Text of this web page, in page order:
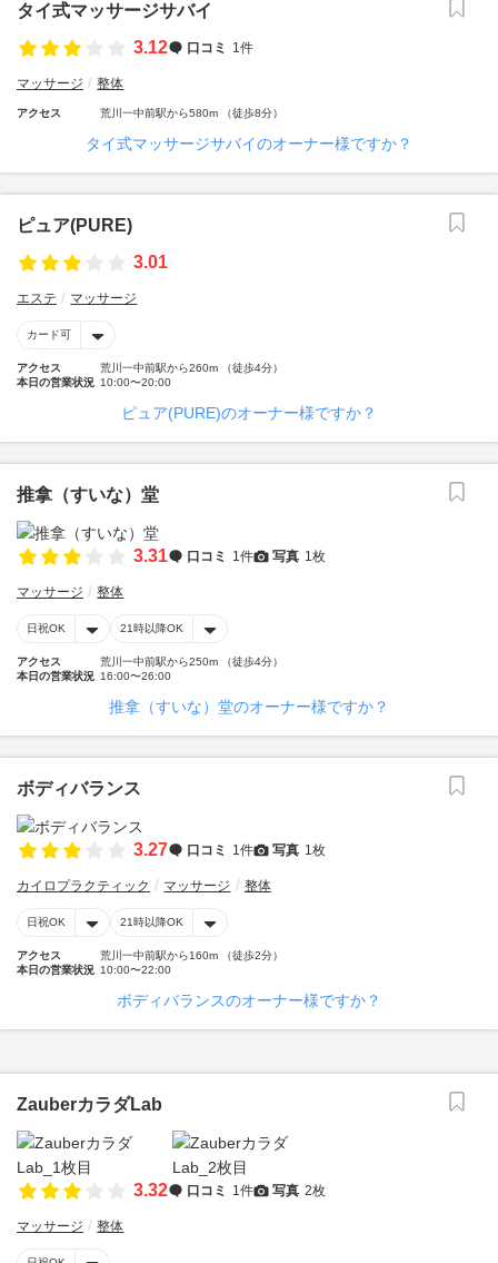
タイ式マッサージサバイ
3.12
口コミ 1件
マッサージ 整体
アクセス 荒川一中前駅から580m （徒歩8分）
タイ式マッサージサバイのオーナー様ですか？
ピュア(PURE)
3.01
エステ マッサージ
カード可
アクセス
荒川一中前駅から260m （徒歩4分）
本日の営業状況 10:00〜20:00
ピュア(PURE)のオーナー様ですか？
推拿（すいな）堂
3.31 口コミ 1件 写真 1枚
マッサージ 整体
日祝OK 21時以降OK
アクセス
荒川一中前駅から250m （徒歩4分）
本日の営業状況 16:00〜26:00
推拿（すいな）堂のオーナー様ですか？
ボディバランス
3.27 口コミ 1件 写真 1枚
カイロプラクティック マッサージ 整体
日祝OK 21時以降OK
アクセス
荒川一中前駅から160m （徒歩2分）
本日の営業状況 10:00〜22:00
ボディバランスのオーナー様ですか？
ZauberカラダLab
3.32 口コミ 1件 写真 2枚
マッサージ 整体